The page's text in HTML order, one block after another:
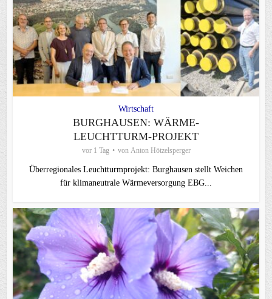
Wirtschaft
BURGHAUSEN: WÄRME-
LEUCHTTURM-PROJEKT
vor 1 Tag von Anton Hötzelsperger
Überregionales Leuchtturmprojekt: Burghausen stellt Weichen
für klimaneutrale Wärmeversorgung EBG...